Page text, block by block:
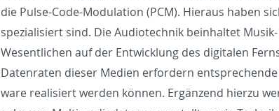
die Pulse-Code-Mod­u­la­tion (PCM). Hi­er­aus haben
spezial­isiert sind. Die Au­diotech­nik bein­hal­tet
Wesentlichen auf der En­twick­lung des dig­i­talen
Daten­raten dieser Me­dien er­fordern
ware re­al­isiert wer­den können. Ergänzend hi­erzu